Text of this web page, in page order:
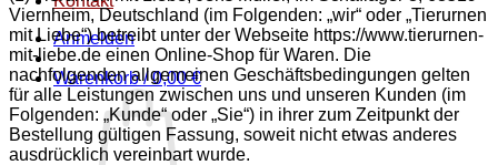
Anmelden
Warenkorb /0,00€
Viernheim, Deutschland (im Folgenden: „wir“ oder „Tierurnen
mit Liebe“) betreibt unter der Webseite https://www.tierurnen-
mit-liebe.de einen Online-Shop für Waren. Die
nachfolgenden allgemeinen Geschäftsbedingungen gelten
für alle Leistungen zwischen uns und unseren Kunden (im
Folgenden: „Kunde“ oder „Sie“) in ihrer zum Zeitpunkt der
Bestellung gültigen Fassung, soweit nicht etwas anderes
ausdrücklich vereinbart wurde.